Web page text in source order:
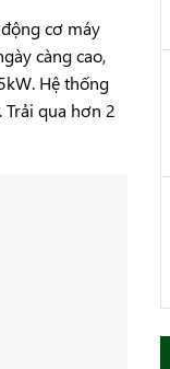
cơ máy
càng cao,
Hệ thống
qua hơn 2